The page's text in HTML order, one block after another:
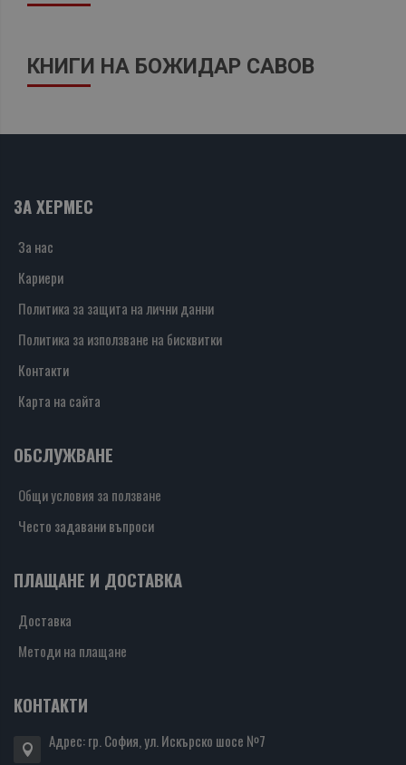
КНИГИ НА БОЖИДАР САВОВ
ЗА ХЕРМЕС
За нас
Кариери
Политика за защита на лични данни
Политика за използване на бисквитки
Контакти
Карта на сайта
ОБСЛУЖВАНЕ
Общи условия за ползване
Често задавани въпроси
ПЛАЩАНЕ И ДОСТАВКА
Доставка
Методи на плащане
КОНТАКТИ
Адрес: гр. София, ул. Искърско шосе №7